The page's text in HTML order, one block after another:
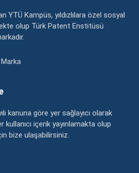
YTÜ Kampüs, yıldızlılara özel sosyal
olup Türk Patent Enstitüsü
kanuna göre yer sağlayıcı olarak
içerik yayınlamakta olup
bize ulaşabilirsiniz.